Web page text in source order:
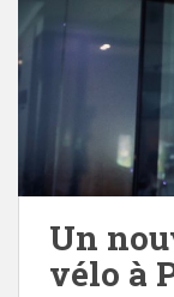
Un
vélo à